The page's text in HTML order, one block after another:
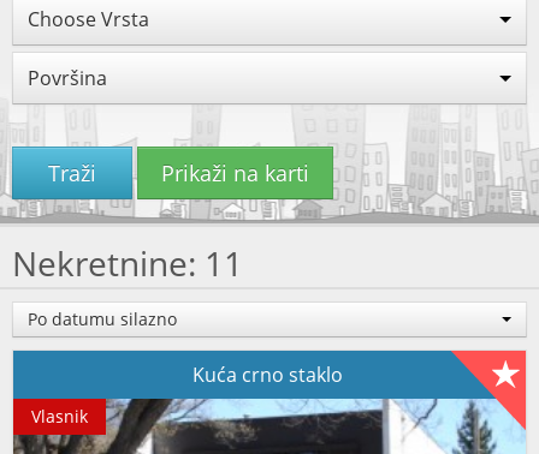
Choose Vrsta
Površina
Traži Prikaži na karti
Nekretnine: 11
Po datumu silazno
Kuća crno staklo
Vlasnik